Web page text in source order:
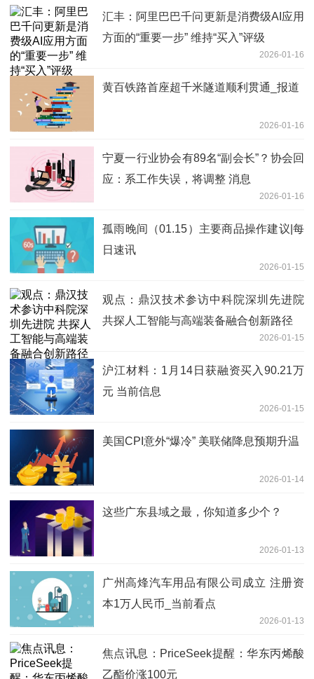
汇丰：阿里巴巴千问更新是消费级AI应用
方面的“重要一步” 维持“买入”评级
2026-01-16
黄百铁路首座超千米隧道顺利贯通_报道
2026-01-16
宁夏一行业协会有89名“副会长”？协会回
应：系工作失误，将调整 消息
2026-01-16
孤雨晚间（01.15）主要商品操作建议|每
日速讯
2026-01-15
观点：鼎汉技术参访中科院深圳先进院
共探人工智能与高端装备融合创新路径
2026-01-15
沪江材料：1月14日获融资买入90.21万
元 当前信息
2026-01-15
美国CPI意外“爆冷” 美联储降息预期升温
2026-01-14
这些广东县域之最，你知道多少个？
2026-01-13
广州高烽汽车用品有限公司成立 注册资
本1万人民币_当前看点
2026-01-13
焦点讯息：PriceSeek提醒：华东丙烯酸
乙酯价涨100元